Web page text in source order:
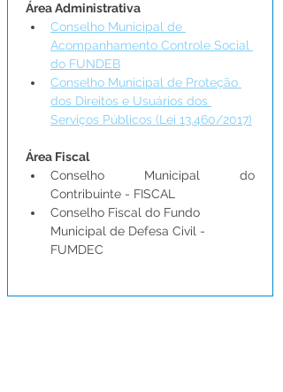
Área Administrativa
Conselho Municipal de
Acompanhamento Controle Social
do FUNDEB
Conselho Municipal de Proteção
dos Direitos e Usuários dos
Serviços Públicos (Lei 13.460/2017)
Área Fiscal
Conselho Municipal do
Contribuinte - FISCAL
Conselho Fiscal do Fundo
Municipal de Defesa Civil -
FUMDEC